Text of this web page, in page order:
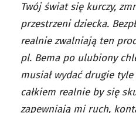
Twój świat się kurczy,
przestrzeni dziecka.
realnie zwalniają ten
pl. Bema po ulubiony
musiał wydać drugie
całkiem realnie by się
zapewniają mi ruch,